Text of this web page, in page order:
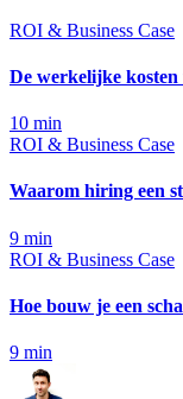
ROI & Business Case
De werkelijke
10 min
ROI & Business Case
Waarom hiring een
9 min
ROI & Business Case
Hoe bouw je een
9 min